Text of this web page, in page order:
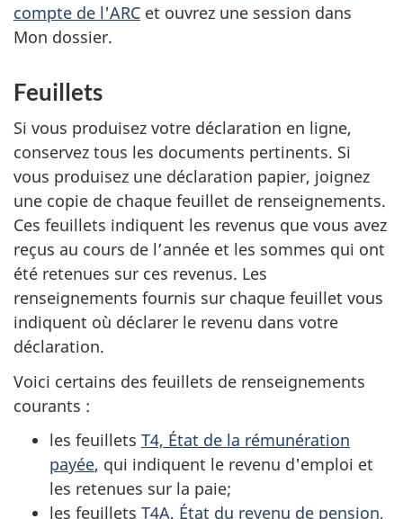
compte de l'ARC et ouvrez une session dans
Mon dossier.
Feuillets
Si vous produisez votre déclaration en ligne,
conservez tous les documents pertinents. Si
vous produisez une déclaration papier, joignez
une copie de chaque feuillet de renseignements.
Ces feuillets indiquent les revenus que vous avez
reçus au cours de l’année et les sommes qui ont
été retenues sur ces revenus. Les
renseignements fournis sur chaque feuillet vous
indiquent où déclarer le revenu dans votre
déclaration.
Voici certains des feuillets de renseignements
courants :
les feuillets T4, État de la rémunération
payée, qui indiquent le revenu d'emploi et
les retenues sur la paie;
les feuillets T4A, État du revenu de pension,